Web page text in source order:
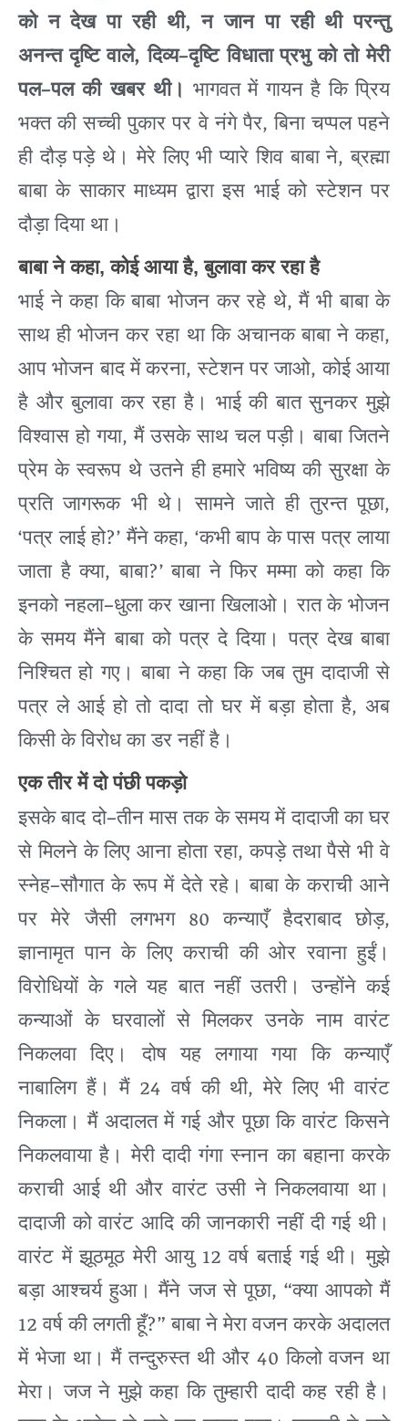
को न देख पा रही थी,न जान पा रही थी परन्तु
अनन्त दृष्टि वाले,दिव्य–दृष्टि विधाता प्रभु को तो मेरी
पल–पल की खबर थी। भागवत में गायन है कि प्रिय
भक्त की सच्ची पुकार पर वे नंगे पैर,बिना चप्पल पहने
ही दौड़ पड़े थे। मेरे लिए भी प्यारे शिव बाबा ने,ब्रह्मा
बाबा के साकार माध्यम द्वारा इस भाई को स्टेशन पर
दौड़ा दिया था।
बाबा ने कहा,कोई आया है,बुलावा कर रहा है
भाई ने कहा कि बाबा भोजन कर रहे थे,मैं भी बाबा के
साथ ही भोजन कर रहा था कि अचानक बाबा ने कहा,
आप भोजन बाद में करना,स्टेशन पर जाओ,कोई आया
है और बुलावा कर रहा है। भाई की बात सुनकर मुझे
विश्वास हो गया,मैं उसके साथ चल पड़ी। बाबा जितने
प्रेम के स्वरूप थे उतने ही हमारे भविष्य की सुरक्षा के
प्रति जागरूक भी थे। सामने जाते ही तुरन्त पूछा,
‘पत्र लाई हो?’मैंने कहा, ‘कभी बाप के पास पत्र लाया
जाता है क्या,बाबा?’बाबा ने फिर मम्मा को कहा कि
इनको नहला–धुला कर खाना खिलाओ। रात के भोजन
के समय मैंने बाबा को पत्र दे दिया। पत्र देख बाबा
निश्चित हो गए। बाबा ने कहा कि जब तुम दादाजी से
पत्र ले आई हो तो दादा तो घर में बड़ा होता है,अब
किसी के विरोध का डर नहीं है।
एक तीर में दो पंछी पकड़ो
इसके बाद दो–तीन मास तक के समय में दादाजी का घर
से मिलने के लिए आना होता रहा,कपड़े तथा पैसे भी वे
स्नेह–सौगात के रूप में देते रहे। बाबा के कराची आने
पर
मेरे जैसी लगभग 80कन्याएँ हैदराबाद छोड़,
ज्ञानामृत पान के लिए कराची की ओर रवाना हुईं।
विरोधियों के गले यह बात नहीं उतरी। उन्होंने कई
कन्याओं के घरवालों से मिलकर उनके नाम वारंट
निकलवा
दिए। दोष यह लगाया गया कि
कन्याएँ
नाबालिग हैं। मैं 24वर्ष की थी,मेरे लिए भी वारंट
निकला। मैं अदालत में गई और पूछा कि वारंट किसने
निकलवाया है। मेरी दादी गंगा स्नान का बहाना करके
कराची आई थी और वारंट उसी ने निकलवाया था।
दादाजी को वारंट आदि की जानकारी नहीं दी गई थी।
वारंट में झूठमूठ मेरी आयु 12वर्ष बताई गई थी। मुझे
बड़ा आश्चर्य हुआ। मैंने जज से पूछा, “क्या आपको मैं
12वर्ष की लगती हूँ?”बाबा ने मेरा वजन करके अदालत
में भेजा था। मैं तन्दुरुस्त थी और 40किलो वजन था
मेरा। जज ने मुझे कहा कि तुम्हारी दादी कह रही है।